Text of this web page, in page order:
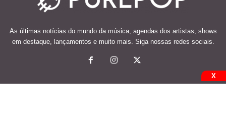
As últimas notícias do mundo da música, agendas dos artistas, shows
em destaque, lançamentos e muito mais. Siga nossas redes sociais.
X